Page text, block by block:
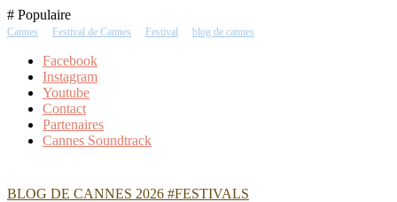
Skip
To
# Populaire
Cannes Festival de Cannes Festival blog de cannes
Facebook
Instagram
Youtube
Contact
Partenaires
Cannes Soundtrack
BLOG DE CANNES 2026 #FESTIVALS